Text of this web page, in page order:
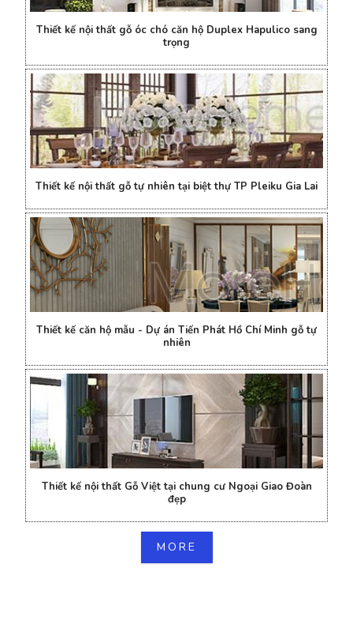
Thiết kế nội thất gỗ óc chó căn hộ Duplex Hapulico sang
trọng
Thiết kế nội thất gỗ tự nhiên tại biệt thự TP Pleiku Gia Lai
Thiết kế căn hộ mẫu - Dự án Tiến Phát Hồ Chí Minh gỗ tự
nhiên
Thiết kế nội thất Gỗ Việt tại chung cư Ngoại Giao Đoàn
đẹp
MORE